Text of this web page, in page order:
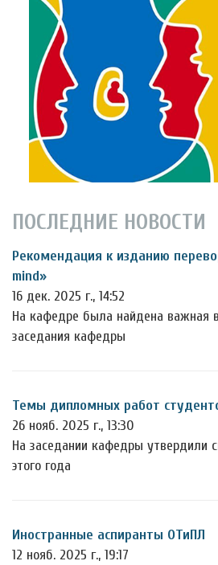
ПОСЛЕДНИЕ НОВОСТИ
Рекомендация к изданию
mind»
16 дек. 2025 г., 14:52
На кафедре была найдена важная
заседания кафедры
Темы дипломных работ
26 нояб. 2025 г., 13:30
На заседании кафедры утвердили
этого года
Иностранные аспиранты ОТиПЛ
12 нояб. 2025 г., 19:17